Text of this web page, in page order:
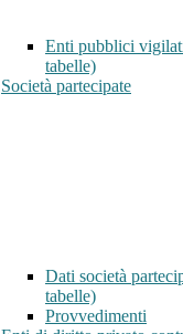
Enti pubblici
tabelle)
Società partecipate
Dati società
tabelle)
Provvedimenti